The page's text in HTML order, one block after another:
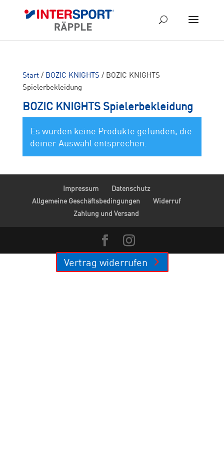
Start/ BOZIC KNIGHTS / BOZIC KNIGHTS
Spielerbekleidung
BOZIC KNIGHTS Spielerbekleidung
Es wurden keine Produkte gefunden, die
deiner Auswahl entsprechen.
Impressum
Datenschutz
Allgemeine Geschäftsbedingungen
Widerruf
Zahlung und Versand
Vertrag widerrufen